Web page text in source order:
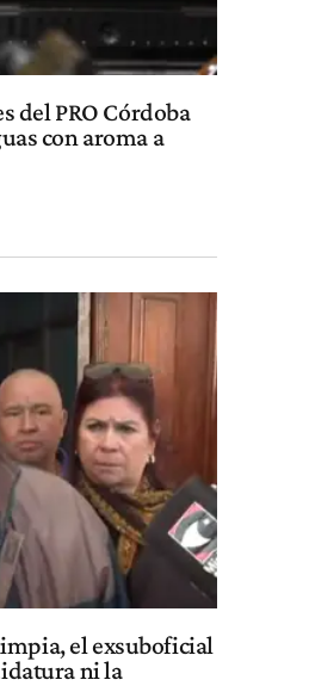
del PRO Córdoba
con aroma a
el exsuboficial
ni la